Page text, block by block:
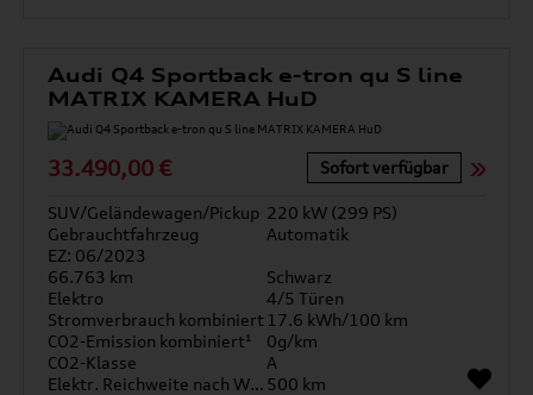
Audi Q4 Sportback e-tron qu S line
MATRIX KAMERA HuD
33.490,00 € Sofort verfügbar
SUV/Geländewagen/Pickup 220 kW (299 PS)
Gebrauchtfahrzeug
Automatik
EZ: 06/2023
66.763 km
Schwarz
Elektro
4/5 Türen
Stromverbrauch kombiniert 17.6 kWh/100 km
CO2-Emission kombiniert¹
0g/km
CO2-Klasse
A
Elektr. Reichweite nach WLTP* 500 km